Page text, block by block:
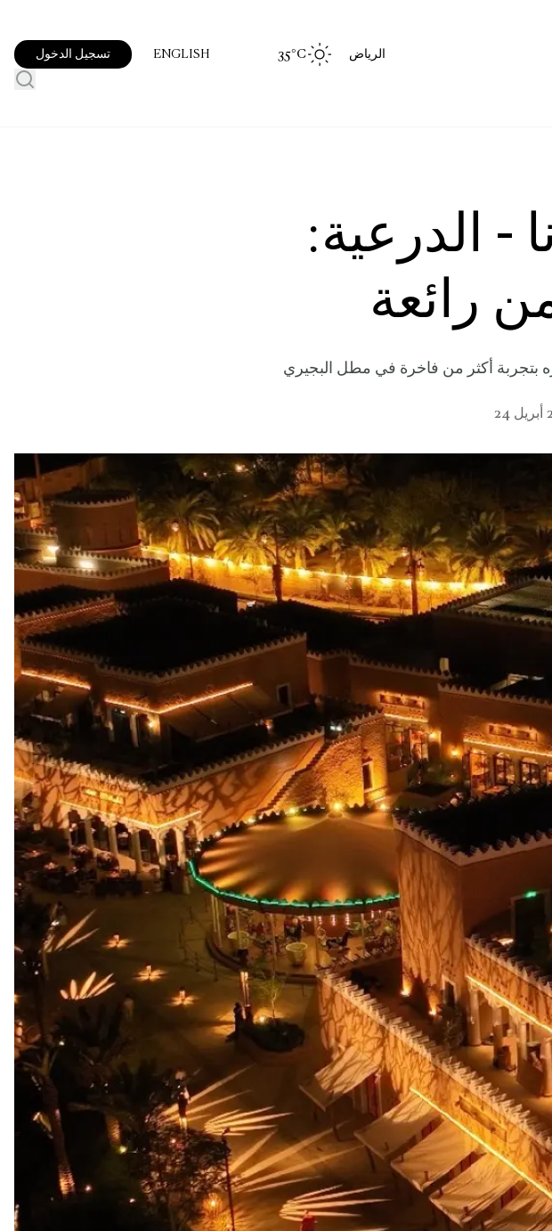
الرياض 35 °C
ENGLISH تسجيل الدخول
- الدرعية:
رائعة
بتجربة أكثر من فاخرة في مطل البجيري
24